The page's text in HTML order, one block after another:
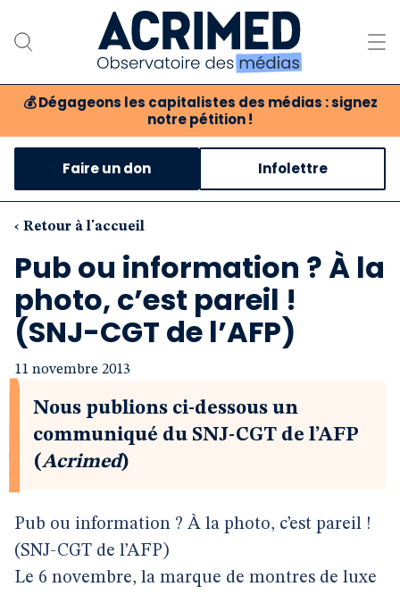
💰 Dégageons les capitalistes des médias : signez
notre pétition !
Notre association
Notre critique des médias
Nos propositions
Notre revue
Boutique
Faire un don Infolettre
‹ Retour à l'accueil
Pub ou information ? À la
photo, c’est pareil !
(SNJ-CGT de l’AFP)
11 novembre 2013
Nous publions ci-dessous un
communiqué du SNJ-CGT de l’AFP
(Acrimed)
Pub ou information ? À la photo, c’est pareil !
(SNJ-CGT de l’AFP)
Le 6 novembre, la marque de montres de luxe